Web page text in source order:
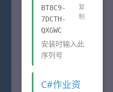
BT8C9-
7DCTH-
QXGWC
复
制
安装时输入此
序列号
C#作业资